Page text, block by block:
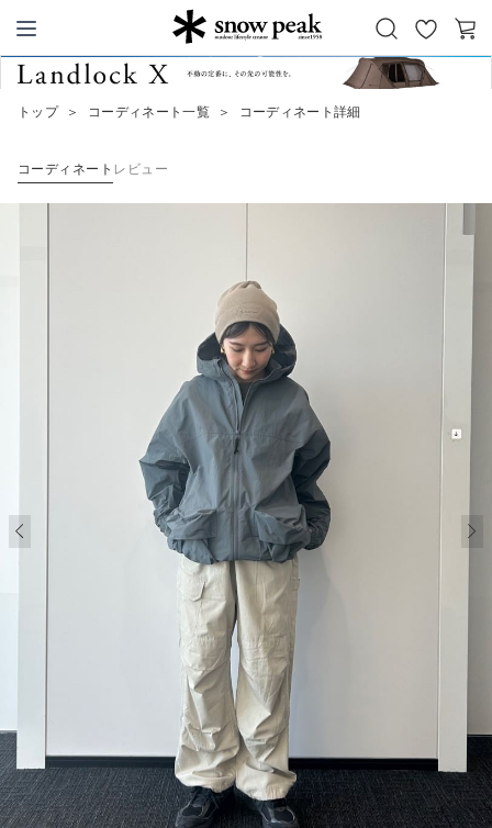
Snow Peak
お
気
カ
トップ ＞ コーディネート一覧 ＞ コーディネート詳細
コーディネート レビュー